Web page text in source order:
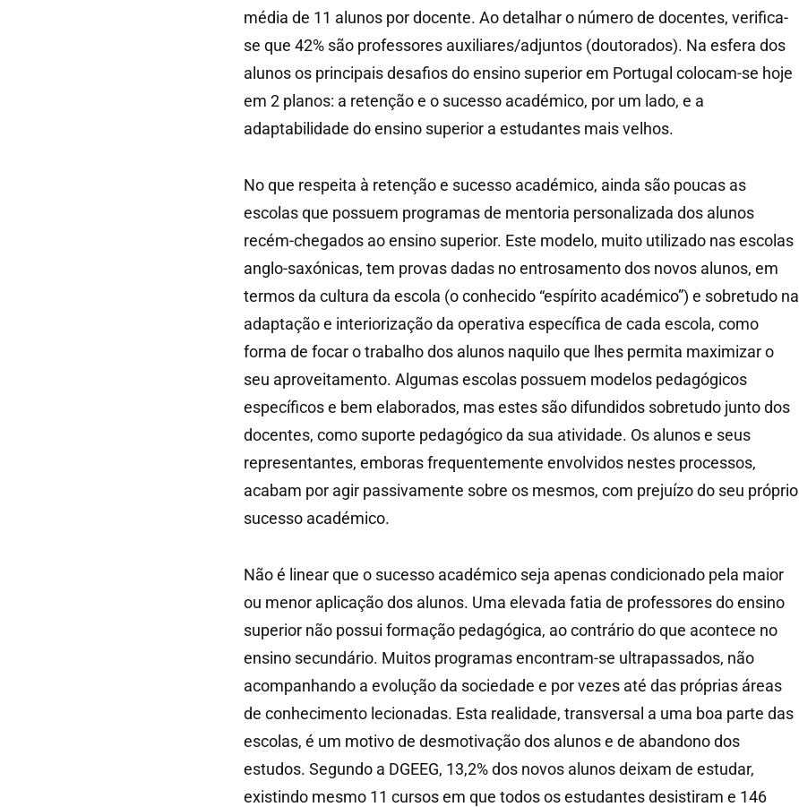
média de 11 alunos por docente. Ao detalhar o número de docentes, verifica-
se que 42% são professores auxiliares/adjuntos (doutorados). Na esfera dos
alunos os principais desafios do ensino superior em Portugal colocam-se hoje
em 2 planos: a retenção e o sucesso académico, por um lado, e a
adaptabilidade do ensino superior a estudantes mais velhos.
No que respeita à retenção e sucesso académico, ainda são poucas as
escolas que possuem programas de mentoria personalizada dos alunos
recém-chegados ao ensino superior. Este modelo, muito utilizado nas escolas
anglo-saxónicas, tem provas dadas no entrosamento dos novos alunos, em
termos da cultura da escola (o conhecido “espírito académico”) e sobretudo na
adaptação e interiorização da operativa específica de cada escola, como
forma de focar o trabalho dos alunos naquilo que lhes permita maximizar o
seu aproveitamento. Algumas escolas possuem modelos pedagógicos
específicos e bem elaborados, mas estes são difundidos sobretudo junto dos
docentes, como suporte pedagógico da sua atividade. Os alunos e seus
representantes, emboras frequentemente envolvidos nestes processos,
acabam por agir passivamente sobre os mesmos, com prejuízo do seu próprio
sucesso académico.
Não é linear que o sucesso académico seja apenas condicionado pela maior
ou menor aplicação dos alunos. Uma elevada fatia de professores do ensino
superior não possui formação pedagógica, ao contrário do que acontece no
ensino secundário. Muitos programas encontram-se ultrapassados, não
acompanhando a evolução da sociedade e por vezes até das próprias áreas
de conhecimento lecionadas. Esta realidade, transversal a uma boa parte das
escolas, é um motivo de desmotivação dos alunos e de abandono dos
estudos. Segundo a DGEEG, 13,2% dos novos alunos deixam de estudar,
existindo mesmo 11 cursos em que todos os estudantes desistiram e 146